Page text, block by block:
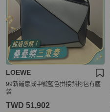
LOEWE
99新羅意威中號藍色拼接斜挎包有塵
袋
TWD 51,902